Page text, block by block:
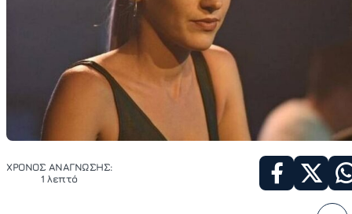
ΧΡΟΝΟΣ ΑΝΑΓΝΩΣΗΣ:
1 λεπτό